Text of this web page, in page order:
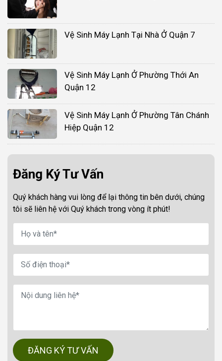
Vệ Sinh Máy Lạnh Tại Nhà Ở Quận 7
Vệ Sinh Máy Lạnh Ở Phường Thới An
Quận 12
Vệ Sinh Máy Lạnh Ở Phường Tân Chánh
Hiệp Quận 12
Đăng Ký Tư Vấn
Quý khách hàng vui lòng để lại thông tin bên dưới, chúng
tôi sẽ liên hệ với Quý khách trong vòng ít phút!
ĐĂNG KÝ TƯ VẤN